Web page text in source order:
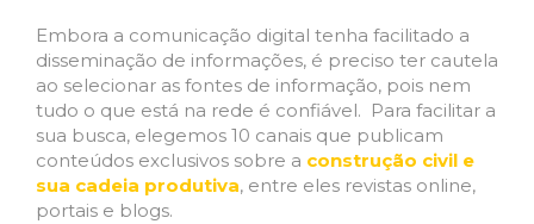
Embora a comunicação digital tenha facilitado a
disseminação de informações, é preciso ter cautela
ao selecionar as fontes de informação, pois nem
tudo o que está na rede é confiável. Para facilitar a
sua busca, elegemos 10 canais que publicam ​
conteúdos​ ​exclusivos​ ​sobre​ ​a​ ​construção civil​ e
sua cadeia produtiva, entre eles revistas online,​ ​
portais e​ ​blogs.